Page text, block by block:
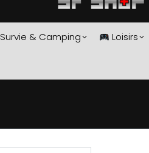
Survie & Camping Loisirs